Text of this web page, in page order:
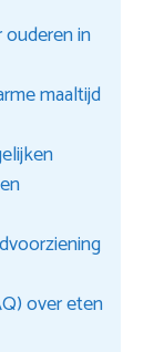
in
maaltijd
over eten